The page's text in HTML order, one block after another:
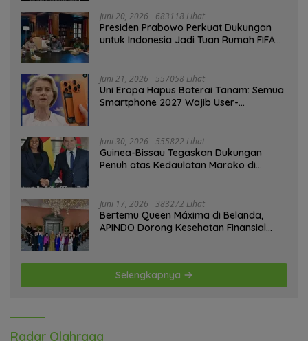
Juni 20, 2026 683118 Lihat
Presiden Prabowo Perkuat Dukungan
untuk Indonesia Jadi Tuan Rumah FIFA
Juni 21, 2026 557058 Lihat
Uni Eropa Hapus Baterai Tanam: Semua
Smartphone 2027 Wajib User-
Juni 30, 2026 555822 Lihat
Guinea-Bissau Tegaskan Dukungan
Penuh atas Kedaulatan Maroko di
Juni 17, 2026 383272 Lihat
Bertemu Queen Máxima di Belanda,
APINDO Dorong Kesehatan Finansial
Selengkapnya
Radar Olahraga